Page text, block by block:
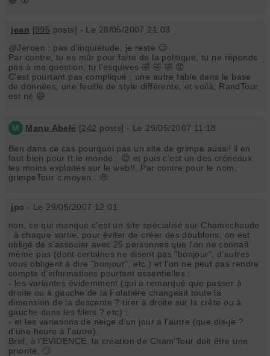
jean [995 posts] - Le 28/05/2007 21:03
@Jeroen : pas d'inquiétude, je reste 😉
Par contre, tu es mûr pour faire de la politique, tu ne réponds
pas à ma question, tu l'esquives 🤣 🤣 🤣 😡
C'est pourtant pas compliqué : une autre table dans la base
de données, une feuille de style différente, et voilà, RandTour
est né 😄
M Manu Abelé [242 posts] - Le 29/05/2007 11:18
Ben dans ce cas pourquoi pas un site de grimpe aussi! il en
faut bien pour tt le monde.. 😉 et puis c'est un des créneaux
les moins exploités sur le web!!..Par contre pour le nom,
grimpeTour c moyen.. 🤨
jpc - Le 29/05/2007 12:01
non, ce qui manque c'est un site spécialisé sur Chamechaude
: à chaque sortie, pour éviter de créer des doublons, on est
obligé de s'associer avec 25 personnes que l'on ne connaît
même pas (dont certaines ne disent pas "bonjour", d'autres
vous obligent à dire "bonjour", etc.) et l'on ne peut pas rendre
compte d'informations pourtant essentielles :
- les variantes évidemment (qui a remarqué que passer à
droite ou à gauche de la Folatière changeait toute la
dimension de la descente ? tirer à droite sur la crête ou à
gauche dans les filets ? etc) ;
- et les variations de neige d'un jour à l'autre (que dis-je ?
d'une heure à l'autre).
Bref, à l'EVIDENCE, la création de Cham'Tour doit être une
priorité. 🙄